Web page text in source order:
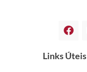
Links Úteis